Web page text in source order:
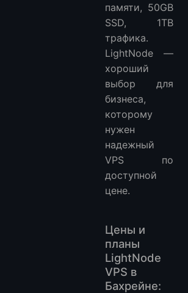
памяти, 50GB
SSD, 1TB
трафика.
LightNode —
хороший
выбор для
бизнеса,
которому
нужен
надежный
VPS по
доступной
цене.
Цены и
планы
LightNode
VPS в
Бахрейне: